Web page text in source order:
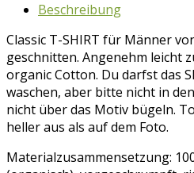
Beschreibung
Classic T-SHIRT für Männer
geschnitten. Angenehm leicht
organic Cotton. Du darfst das
waschen, aber bitte nicht in
nicht über das Motiv bügeln.
heller aus als auf dem Foto.
Materialzusammensetzung: